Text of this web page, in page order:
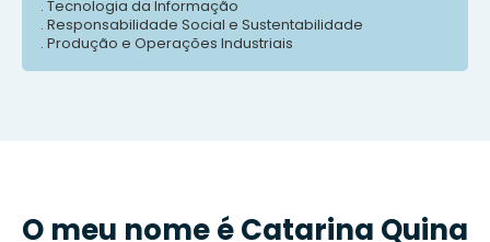
. Tecnologia da Informação
. Responsabilidade Social e Sustentabilidade
. Produção e Operações Industriais
O meu nome é Catarina Quina